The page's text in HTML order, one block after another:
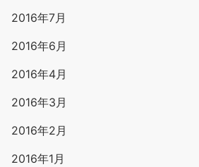
2016年7月
2016年6月
2016年4月
2016年3月
2016年2月
2016年1月